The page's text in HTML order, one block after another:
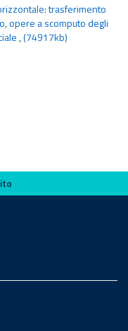
trasferimento
opere a scomputo degli
,(74917kb)